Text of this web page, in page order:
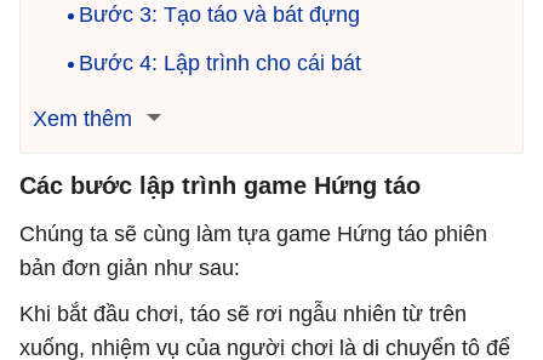
Bước 3: Tạo táo và bát đựng
Bước 4: Lập trình cho cái bát
Xem thêm
Các bước lập trình game Hứng táo
Chúng ta sẽ cùng làm tựa game Hứng táo phiên
bản đơn giản như sau:
Khi bắt đầu chơi, táo sẽ rơi ngẫu nhiên từ trên
xuống, nhiệm vụ của người chơi là di chuyển tô để